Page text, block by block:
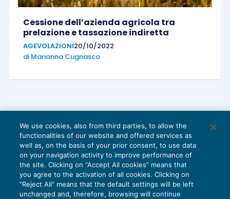
Cessione dell’azienda agricola tra
prelazione e tassazione indiretta
AGEVOLAZIONI20/10/2022
di Marianna Cugnasco
We use cookies, also from third parties, to allow the
functionalities of our website and offered services as
well as, on the basis of your prior consent, to use data
on your navigation activity to improve performance of
the site. Clicking on “Accept All cookies” means that
you agree to the activation of all cookies. Clicking on
"Reject All" means that the default settings will be left
unchanged and, therefore, browsing will continue